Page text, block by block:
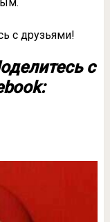
с друзьями!
с